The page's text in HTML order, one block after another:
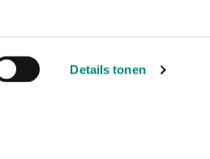
Details tonen
bescherming niet